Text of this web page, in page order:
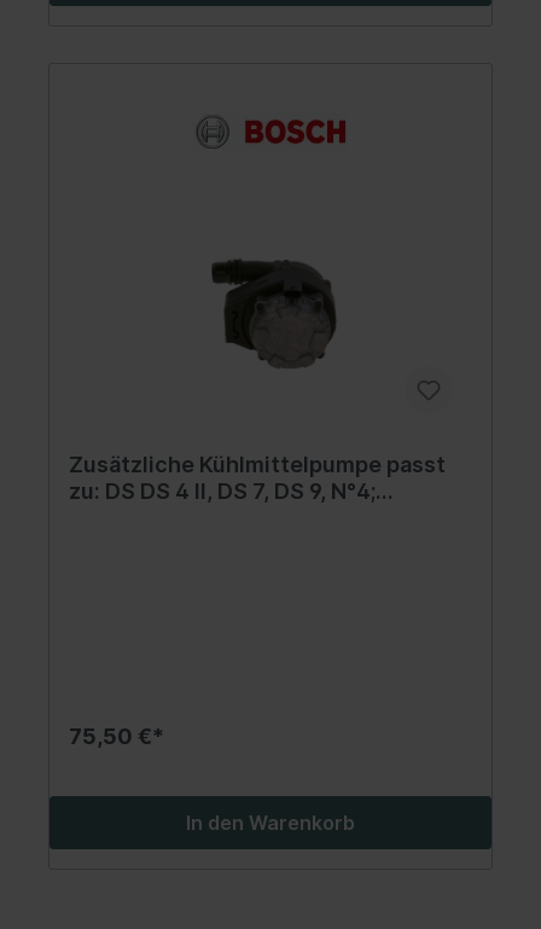
Zusätzliche Kühlmittelpumpe passt
zu: DS DS 4 II, DS 7, DS 9, N°4;
75,50 €*
In den Warenkorb